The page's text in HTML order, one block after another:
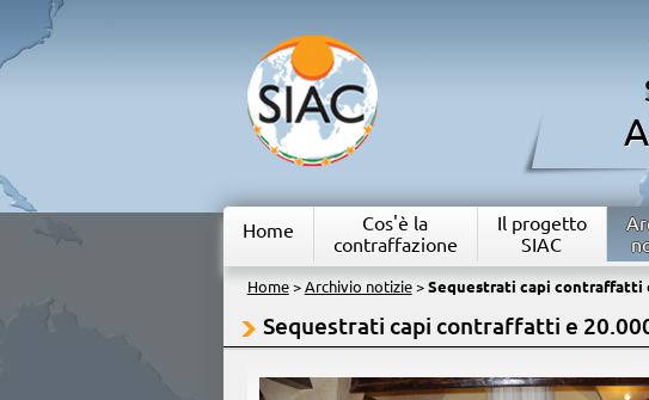
Home
Cos'è la
contraffazione
Il progetto
SIAC
Home> Archivio notizie> Sequestrati capi contraffatti
Sequestrati capi contraffatti e